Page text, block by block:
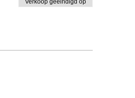
Verkoop geëindigd op